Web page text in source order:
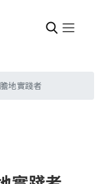
地實踐者